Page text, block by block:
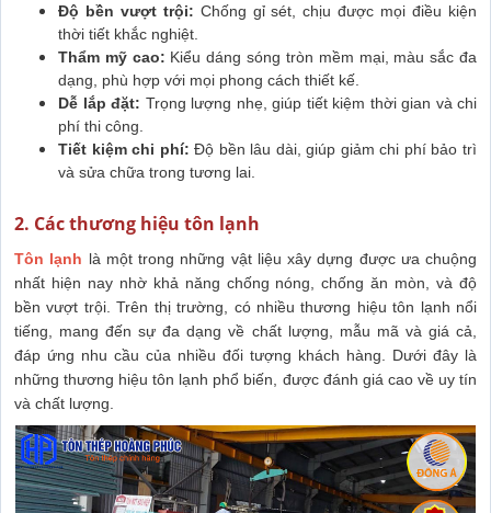
Độ bền vượt trội: Chống gỉ sét, chịu được mọi điều kiện
thời tiết khắc nghiệt.
Thẩm mỹ cao: Kiểu dáng sóng tròn mềm mại, màu sắc đa
dạng, phù hợp với mọi phong cách thiết kế.
Dễ lắp đặt: Trọng lượng nhẹ, giúp tiết kiệm thời gian và chi
phí thi công.
Tiết kiệm chi phí: Độ bền lâu dài, giúp giảm chi phí bảo trì
và sửa chữa trong tương lai.
2. Các thương hiệu tôn lạnh
Tôn lạnh là một trong những vật liệu xây dựng được ưa chuộng
nhất hiện nay nhờ khả năng chống nóng, chống ăn mòn, và độ
bền vượt trội. Trên thị trường, có nhiều thương hiệu tôn lạnh nổi
tiếng, mang đến sự đa dạng về chất lượng, mẫu mã và giá cả,
đáp ứng nhu cầu của nhiều đối tượng khách hàng. Dưới đây là
những thương hiệu tôn lạnh phổ biến, được đánh giá cao về uy tín
và chất lượng.